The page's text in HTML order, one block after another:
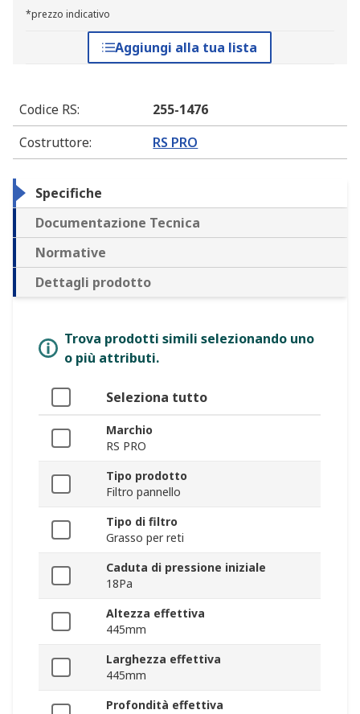
*prezzo indicativo
Aggiungi alla tua lista
Codice RS:
255-1476
Costruttore: RS PRO
Specifiche
Documentazione Tecnica
Normative
Dettagli prodotto
Trova prodotti simili selezionando uno
o più attributi.
Seleziona tutto
Marchio
RS PRO
Tipo prodotto
Filtro pannello
Tipo di filtro
Grasso per reti
Caduta di pressione iniziale
18Pa
Altezza effettiva
445mm
Larghezza effettiva
445mm
Profondità effettiva